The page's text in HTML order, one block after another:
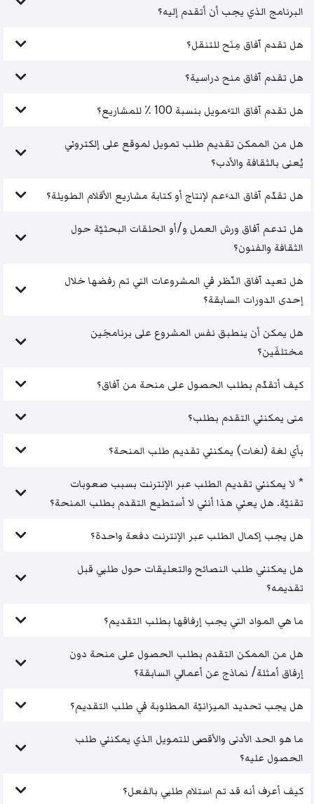
البرنامج الذي يجب أن أتقدم إليه؟
هل تقدم آفاق مِنَح للتنقل؟
هل تقدم آفاق منح دراسية؟
هل تقدم آفاق التَّمويل بنسبة 100 ٪ للمشاريع؟
هل من الممكن تقديم طلب تمويل لموقع على إلكتروني
يُعنى بالثقافة والأدب؟
هل تقدّم آفاق الدَّعم لإنتاج أو كتابة مشاريع الأفلام الطويلة؟
هل تدعم آفاق ورش العمل و/أو الحلقات البحثيّة حول
الثقافة والفنون؟
هل تعيد آفاق النّظر في المشروعات التي تم رفضها خلال
إحدى الدورات السابقة؟
هل يمكن أن ينطبق نفس المشروع على برنامجَين
مختلفَين؟
كيف أتقدّم بطلب الحصول على منحة من آفاق؟
متى يمكنني التقدم بطلب؟
بأي لغة (لغات) يمكنني تقديم طلب المنحة؟
* لا يمكنني تقديم الطلب عبر الإنترنت بسبب صعوبات
تقنيّة. هل يعني هذا أنني لا أستطيع التقدم بطلب المنحة؟
هل يجب إكمال الطلب عبر الإنترنت دفعة واحدة؟
هل يمكنني طلب النصائح والتعليقات حول طلبي قبل
تقديمه؟
ما هي المواد التي يجب إرفاقها بطلب التقديم؟
هل من الممكن التقدم بطلب الحصول على منحة دون
إرفاق أمثلة/ نماذج عن أعمالي السابقة؟
هل يجب تحديد الميزانيّة المطلوبة في طلب التقديم؟
ما هو الحد الأدنى والأقصى للتمويل الذي يمكنني طلب
الحصول عليه؟
كيف أعرف أنه قد تم استلام طلبي بالفعل؟